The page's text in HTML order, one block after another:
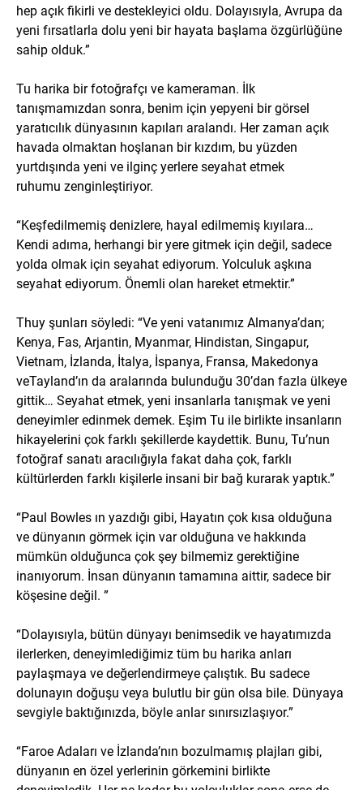
hep açık fikirli ve destekleyici oldu. Dolayısıyla, Avrupa da
yeni fırsatlarla dolu yeni bir hayata başlama özgürlüğüne
sahip olduk.”
Tu harika bir fotoğrafçı ve kameraman. İlk
tanışmamızdan sonra, benim için yepyeni bir görsel
yaratıcılık dünyasının kapıları aralandı. Her zaman açık
havada olmaktan hoşlanan bir kızdım, bu yüzden
yurtdışında yeni ve ilginç yerlere seyahat etmek
ruhumu zenginleştiriyor.
“Keşfedilmemiş denizlere, hayal edilmemiş kıyılara…
Kendi adıma, herhangi bir yere gitmek için değil, sadece
yolda olmak için seyahat ediyorum. Yolculuk aşkına
seyahat ediyorum. Önemli olan hareket etmektir.”
Thuy şunları söyledi: “Ve yeni vatanımız Almanya’dan;
Kenya, Fas, Arjantin, Myanmar, Hindistan, Singapur,
Vietnam, İzlanda, İtalya, İspanya, Fransa, Makedonya
veTayland’ın da aralarında bulunduğu 30’dan fazla ülkeye
gittik… Seyahat etmek, yeni insanlarla tanışmak ve yeni
deneyimler edinmek demek. Eşim Tu ile birlikte insanların
hikayelerini çok farklı şekillerde kaydettik. Bunu, Tu’nun
fotoğraf sanatı aracılığıyla fakat daha çok, farklı
kültürlerden farklı kişilerle insani bir bağ kurarak yaptık.”
“Paul Bowles ın yazdığı gibi, Hayatın çok kısa olduğuna
ve dünyanın görmek için var olduğuna ve hakkında
mümkün olduğunca çok şey bilmemiz gerektiğine
inanıyorum. İnsan dünyanın tamamına aittir, sadece bir
köşesine değil. ”
“Dolayısıyla, bütün dünyayı benimsedik ve hayatımızda
ilerlerken, deneyimlediğimiz tüm bu harika anları
paylaşmaya ve değerlendirmeye çalıştık. Bu sadece
dolunayın doğuşu veya bulutlu bir gün olsa bile. Dünyaya
sevgiyle baktığınızda, böyle anlar sınırsızlaşıyor.”
“Faroe Adaları ve İzlanda’nın bozulmamış plajları gibi,
dünyanın en özel yerlerinin görkemini birlikte